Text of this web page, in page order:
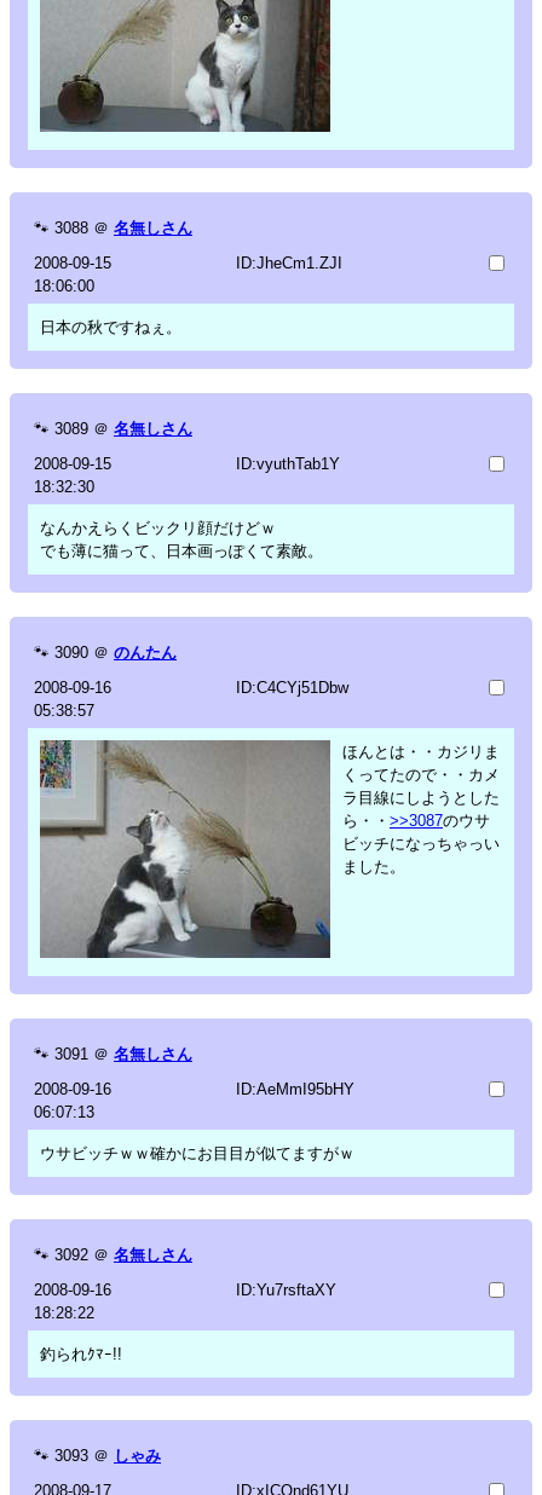
🐾 3088 ＠ 名無しさん
2008-09-15
18:06:00
ID:JheCm1.ZJI
日本の秋ですねぇ。
🐾 3089 ＠ 名無しさん
2008-09-15
18:32:30
ID:vyuthTab1Y
なんかえらくビックリ顔だけどｗ
でも薄に猫って、日本画っぽくて素敵。
🐾 3090 ＠ のんたん
2008-09-16
05:38:57
ID:C4CYj51Dbw
ほんとは・・カジリま
くってたので・・カメ
ラ目線にしようとした
ら・・ >>3087のウサ
ビッチになっちゃっい
ました。
🐾 3091 ＠ 名無しさん
2008-09-16
06:07:13
ID:AeMmI95bHY
ウサビッチｗｗ確かにお目目が似てますがｗ
🐾 3092 ＠ 名無しさん
2008-09-16
18:28:22
ID:Yu7rsftaXY
釣られｸﾏｰ!!
🐾 3093 ＠ しゃみ
2008-09-17
ID:xICQnd61YU